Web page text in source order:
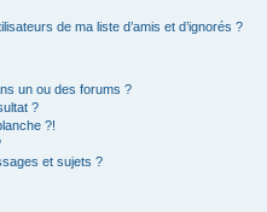
de ma liste d’amis et d’ignorés ?
un ou des forums ?
?
?!
et sujets ?